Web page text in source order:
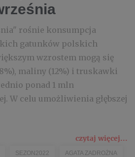
rośnie konsumpcja
gatunków polskich
wzrostem mogą się
maliny (12%) i truskawki
ponad 1 mln
W celu umożliwienia głębszej
czytaj więcej...
SEZON2022 AGATA ZADROŻNA